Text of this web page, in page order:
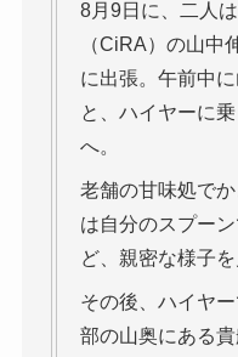
8月9日に、二人
（CiRA）の山中
に出張。午前中
と、ハイヤーに
へ。
老舗の甘味処で
は自分のスプー
ど、親密な様子を
その後、ハイヤ
部の山奥にある